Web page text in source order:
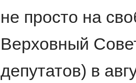
не просто на
Верховный
депутатов) в